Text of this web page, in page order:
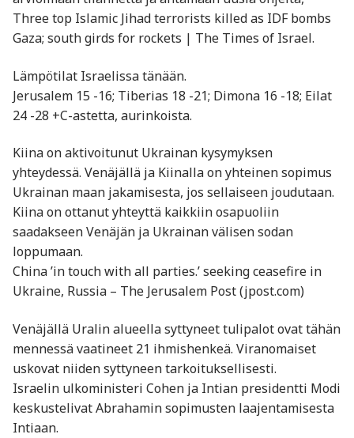
Three top Islamic Jihad terrorists killed as IDF bombs
Gaza; south girds for rockets | The Times of Israel.
Lämpötilat Israelissa tänään.
Jerusalem 15 -16; Tiberias 18 -21; Dimona 16 -18; Eilat
24 -28 +C-astetta, aurinkoista.
Kiina on aktivoitunut Ukrainan kysymyksen
yhteydessä. Venäjällä ja Kiinalla on yhteinen sopimus
Ukrainan maan jakamisesta, jos sellaiseen joudutaan.
Kiina on ottanut yhteyttä kaikkiin osapuoliin
saadakseen Venäjän ja Ukrainan välisen sodan
loppumaan.
China ’in touch with all parties.’ seeking ceasefire in
Ukraine, Russia – The Jerusalem Post (jpost.com)
Venäjällä Uralin alueella syttyneet tulipalot ovat tähän
mennessä vaatineet 21 ihmishenkeä. Viranomaiset
uskovat niiden syttyneen tarkoituksellisesti.
Israelin ulkoministeri Cohen ja Intian presidentti Modi
keskustelivat Abrahamin sopimusten laajentamisesta
Intiaan.